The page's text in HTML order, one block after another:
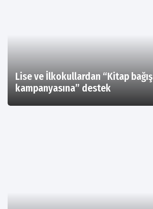
Lise ve İlkokullardan “Kitap bağış
kampanyasına” destek